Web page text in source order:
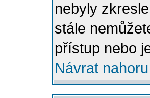
nebyly
stále
přístup nebo
Návrat nahoru